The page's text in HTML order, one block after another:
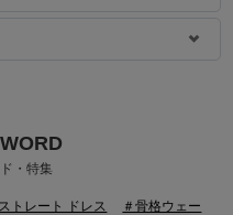
・特集
トレート ドレス
＃骨格ウェー